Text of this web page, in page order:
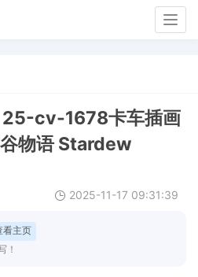
25-cv-1678卡车插画
物语 Stardew
2025-11-17 09:31:39
看主页
！